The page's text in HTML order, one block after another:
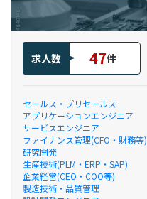
求人数 47件
セールス・プリセールス
アプリケーションエンジニア
サービスエンジニア
ファイナンス管理(CFO・財務等)
研究開発
生産技術(PLM・ERP・SAP)
企業経営(CEO・COO等)
製造技術・品質管理